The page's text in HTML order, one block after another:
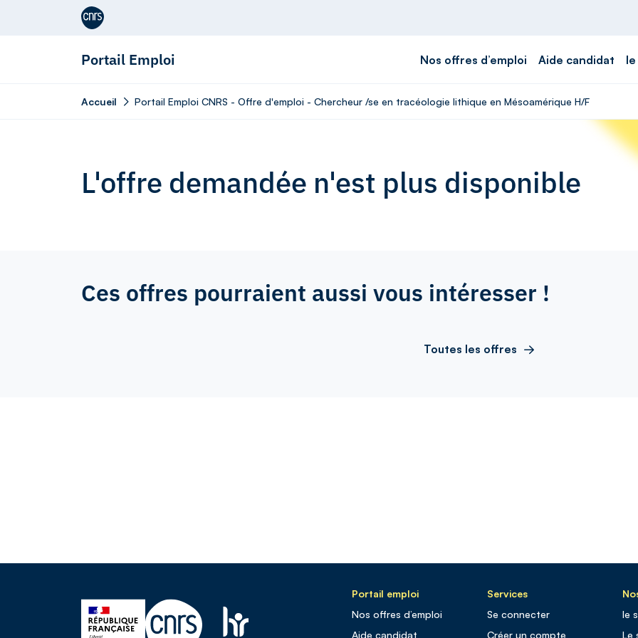
Aller au contenu
Portail Emploi Nos offres d’emploi Aide candidat
Accueil Portail Emploi CNRS - Offre d'emploi - Chercheur /se en tracéologie lithique en Mésoamérique H/F
L'offre demandée n'est plus disponible
Ces offres pourraient aussi vous intéresser !
Toutes les offres
Portail emploi
Nos offres d’emploi
Aide candidat
Services
Se connecter
Créer un compte
le
Le